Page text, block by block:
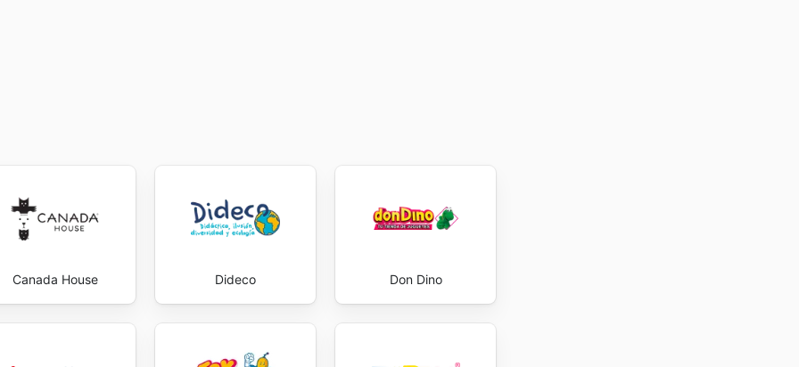
asegurando que cada adquisición se alinee con sus expectativas
la simple venta de productos; se trata de ofrecer una
los residentes en España. Stay up to date with Flexa's weekly
Canada House Dideco Don Dino